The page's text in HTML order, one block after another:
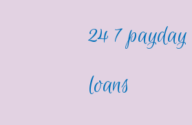
24 7 payday
loans